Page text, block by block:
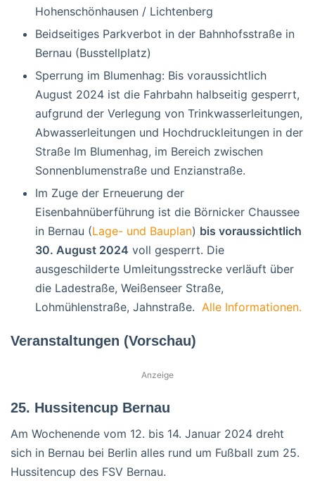
Hohenschönhausen / Lichtenberg
Beidseitiges Parkverbot in der Bahnhofsstraße in
Bernau (Busstellplatz)
Sperrung im Blumenhag: Bis voraussichtlich
August 2024 ist die Fahrbahn halbseitig gesperrt,
aufgrund der Verlegung von Trinkwasserleitungen,
Abwasserleitungen und Hochdruckleitungen in der
Straße Im Blumenhag, im Bereich zwischen
Sonnenblumenstraße und Enzianstraße.
Im Zuge der Erneuerung der
Eisenbahnüberführung ist die Börnicker Chaussee
in Bernau (Lage- und Bauplan) bis voraussichtlich
30. August 2024 voll gesperrt. Die
ausgeschilderte Umleitungsstrecke verläuft über
die Ladestraße, Weißenseer Straße,
Lohmühlenstraße, Jahnstraße. Alle Informationen.
Veranstaltungen (Vorschau)
Anzeige
25. Hussitencup Bernau
Am Wochenende vom 12. bis 14. Januar 2024 dreht
sich in Bernau bei Berlin alles rund um Fußball zum 25.
Hussitencup des FSV Bernau.